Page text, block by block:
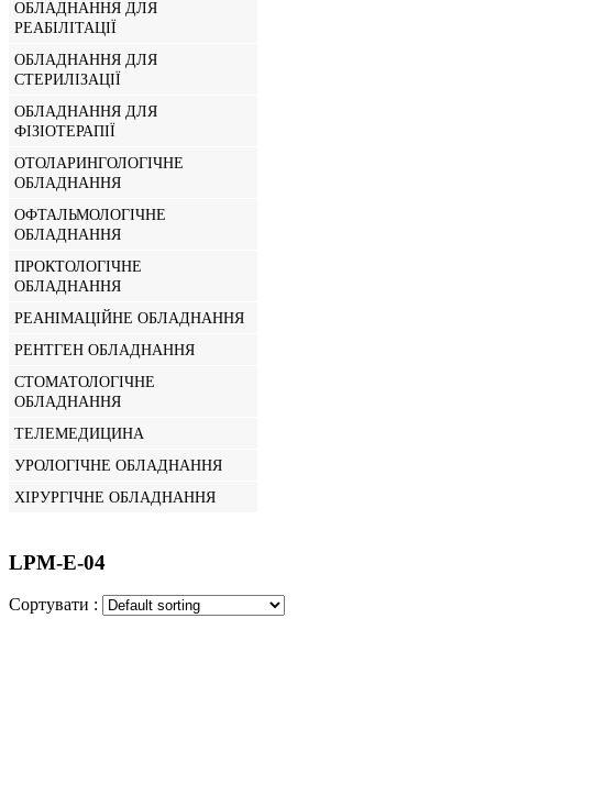
ОБЛАДНАННЯ ДЛЯ
РЕАБІЛІТАЦІЇ
ОБЛАДНАННЯ ДЛЯ
СТЕРИЛІЗАЦІЇ
ОБЛАДНАННЯ ДЛЯ
ФІЗІОТЕРАПІЇ
ОТОЛАРИНГОЛОГІЧНЕ
ОБЛАДНАННЯ
ОФТАЛЬМОЛОГІЧНЕ
ОБЛАДНАННЯ
ПРОКТОЛОГІЧНЕ
ОБЛАДНАННЯ
РЕАНІМАЦІЙНЕ ОБЛАДНАННЯ
РЕНТГЕН ОБЛАДНАННЯ
СТОМАТОЛОГІЧНЕ
ОБЛАДНАННЯ
ТЕЛЕМЕДИЦИНА
УРОЛОГІЧНЕ ОБЛАДНАННЯ
ХІРУРГІЧНЕ ОБЛАДНАННЯ
LPM-E-04
Сортувати :